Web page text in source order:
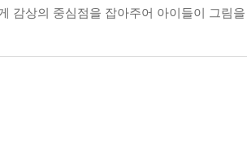
감상의 중심점을 잡아주어 아이들이 그림